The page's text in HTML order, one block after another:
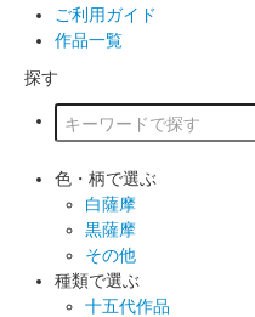
ご利用ガイド
作品一覧
探す
色・柄で選ぶ
白薩摩
黒薩摩
その他
種類で選ぶ
十五代作品